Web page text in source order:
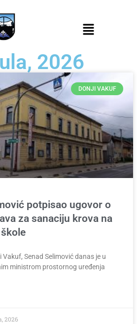
2026
DONJI VAKUF
potpisao ugovor o
za sanaciju krova na
Vakuf, Senad Selimović danas je u
ministrom prostornog uređenja
2026